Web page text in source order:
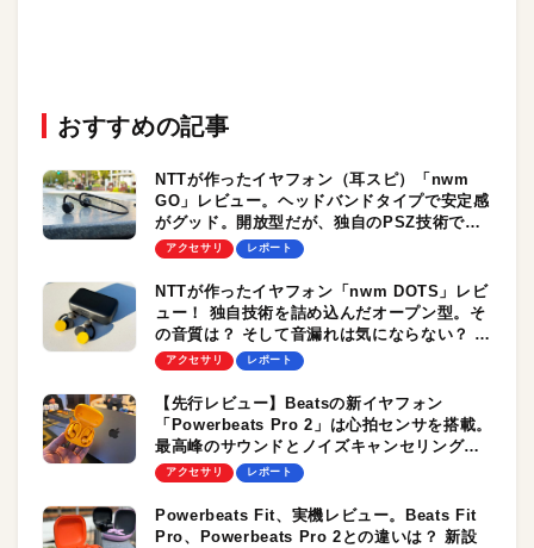
おすすめの記事
NTTが作ったイヤフォン（耳スピ）「nwm
GO」レビュー。ヘッドバンドタイプで安定感
がグッド。開放型だが、独自のPSZ技術で音
漏れを抑制する優れもの！
アクセサリ レポート
NTTが作ったイヤフォン「nwm DOTS」レビ
ュー！ 独自技術を詰め込んだオープン型。そ
の音質は？ そして音漏れは気にならない？ 実
機を使って検証する
アクセサリ レポート
【先行レビュー】Beatsの新イヤフォン
「Powerbeats Pro 2」は心拍センサを搭載。
最高峰のサウンドとノイズキャンセリング性
能をさっそくチェック！
アクセサリ レポート
Powerbeats Fit、実機レビュー。Beats Fit
Pro、Powerbeats Pro 2との違いは？ 新設